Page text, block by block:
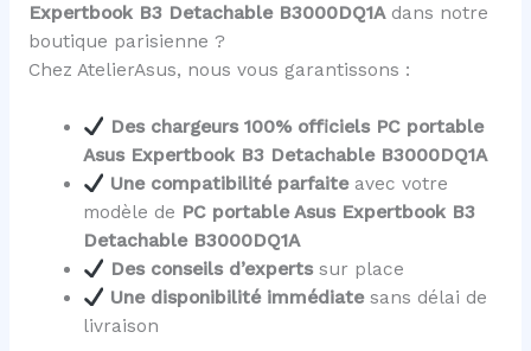
Expertbook B3 Detachable B3000DQ1Adans notre
boutique parisienne ?
Chez AtelierAsus, nous vous garantissons :
Des chargeurs 100% officiels PC portable
Asus Expertbook B3 Detachable B3000DQ1A
Une compatibilité parfaiteavec votre
modèle de PC portable Asus Expertbook B3
Detachable B3000DQ1A
Des conseils d’expertssur place
Une disponibilité immédiatesans délai de
livraison